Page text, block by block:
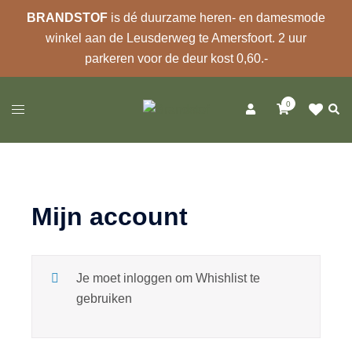
BRANDSTOF is dé duurzame heren- en damesmode
winkel aan de Leusderweg te Amersfoort. 2 uur
parkeren voor de deur kost 0,60.-
naar
inhoud
Toggle
0
Mijn account
Je moet inloggen om Whishlist te
gebruiken